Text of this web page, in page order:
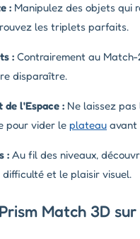
: Manipulez des objets qui
les triplets parfaits.
: Contrairement au
disparaître.
de l'Espace : Ne laissez
pour vider le plateau avant
: Au fil des niveaux,
et le plaisir visuel.
Match 3D